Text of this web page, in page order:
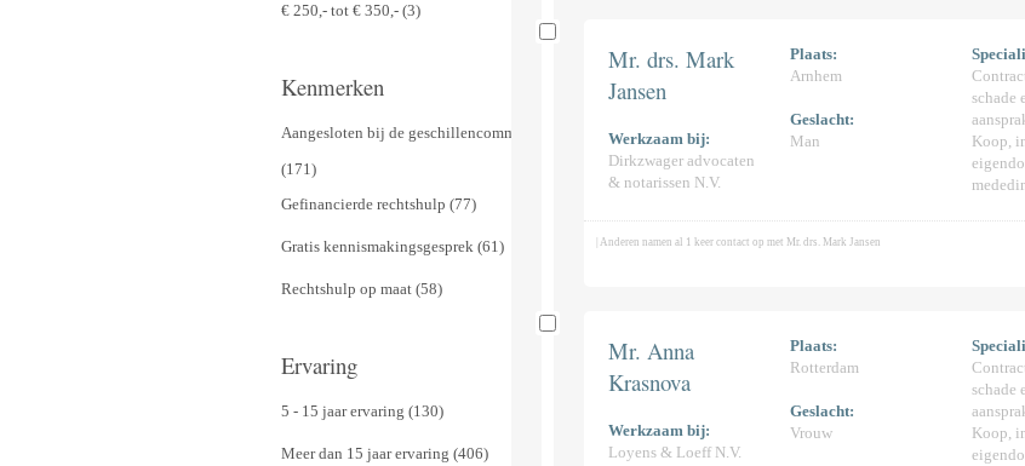
€ 250,- tot € 350,- (3)
Kenmerken
Aangesloten bij de geschillencommissie
(171)
Gefinancierde rechtshulp (77)
Gratis kennismakingsgesprek (61)
Rechtshulp op maat (58)
Ervaring
5 - 15 jaar ervaring (130)
Meer dan 15 jaar ervaring (406)
Mr. drs. Mark
Jansen
Werkzaam bij:
Dirkzwager advocaten
& notarissen N.V.
Plaats:
Arnhem
Geslacht:
Man
schade
Koop,
| Anderen namen al 1 keer contact op met Mr. drs. Mark Jansen
Mr. Anna
Krasnova
Werkzaam bij:
Loyens & Loeff N.V.
Plaats:
Rotterdam
Geslacht:
Vrouw
schade
Koop,